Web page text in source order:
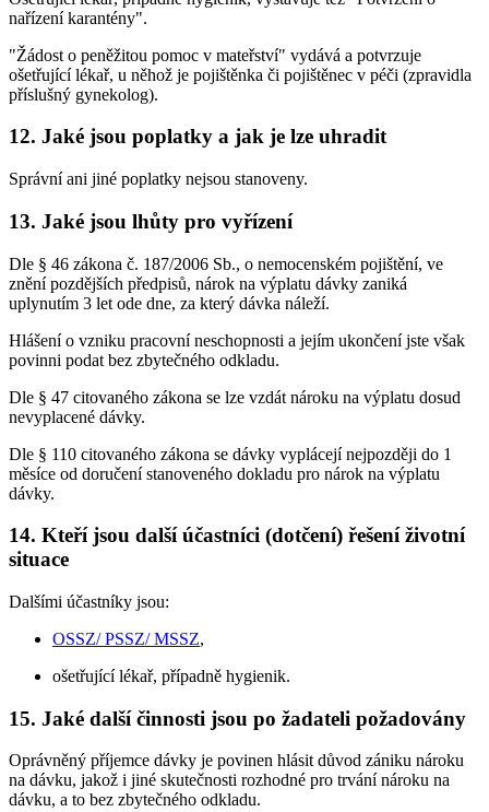
nařízení karantény".
"Žádost o peněžitou pomoc v mateřství" vydává a potvrzuje
ošetřující lékař, u něhož je pojištěnka či pojištěnec v péči (zpravidla
příslušný gynekolog).
12. Jaké jsou poplatky a jak je lze uhradit
Správní ani jiné poplatky nejsou stanoveny.
13. Jaké jsou lhůty pro vyřízení
Dle § 46 zákona č. 187/2006 Sb., o nemocenském pojištění, ve
znění pozdějších předpisů, nárok na výplatu dávky zaniká
uplynutím 3 let ode dne, za který dávka náleží.
Hlášení o vzniku pracovní neschopnosti a jejím ukončení jste však
povinni podat bez zbytečného odkladu.
Dle § 47 citovaného zákona se lze vzdát nároku na výplatu dosud
nevyplacené dávky.
Dle § 110 citovaného zákona se dávky vyplácejí nejpozději do 1
měsíce od doručení stanoveného dokladu pro nárok na výplatu
dávky.
14. Kteří jsou další účastníci (dotčení) řešení životní
situace
Dalšími účastníky jsou:
OSSZ/ PSSZ/ MSSZ,
ošetřující lékař, případně hygienik.
15. Jaké další činnosti jsou po žadateli požadovány
Oprávněný příjemce dávky je povinen hlásit důvod zániku nároku
na dávku, jakož i jiné skutečnosti rozhodné pro trvání nároku na
dávku, a to bez zbytečného odkladu.